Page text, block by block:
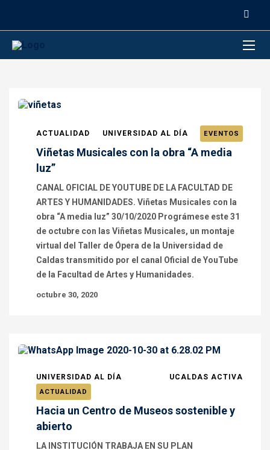
ACTUALIDAD UNIVERSIDAD AL DÍA EVENTOS
Viñetas Musicales con la obra “A media
luz”
CANAL OFICIAL DE YOUTUBE DE LA FACULTAD DE
ARTES Y HUMANIDADES. Viñetas Musicales con la
obra “A media luz” 30/10/2020 Prográmese este 31
de octubre con las Viñetas Musicales, un montaje
virtual del Taller de Ópera de la Universidad de
Caldas transmitido por el canal Oficial de YouTube
de la Facultad de Artes y Humanidades.
octubre 30, 2020
UNIVERSIDAD AL DÍA UCALDAS ACTIVA
ACTUALIDAD
Hacia un Centro de Museos sostenible y
abierto
LA INSTITUCIÓN TRABAJA EN SU PLAN